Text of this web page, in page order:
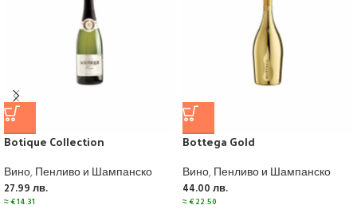
Botique Collection
Вино,Пенливо и Шампанско
27.99 лв.
≈€14.31
Bottega Gold
Вино,Пенливо и Шампанско
44.00 лв.
≈€22.50